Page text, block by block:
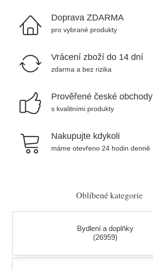
Doprava ZDARMA
pro vybrané produkty
Vrácení zboží do 14 dní
zdarma a bez rizika
Prověřené české obchody
s kvalitními produkty
Nakupujte kdykoli
máme otevřeno 24 hodin denně
Oblíbené kategorie
Bydlení a doplňky
(26959)